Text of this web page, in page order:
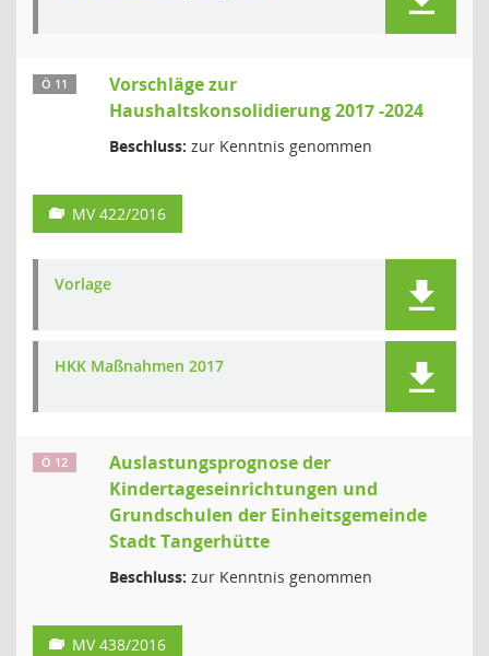
Ö 11
Vorschläge zur
Haushaltskonsolidierung 2017 -2024
Beschluss: zur Kenntnis genommen
MV 422/2016
Vorlage
HKK Maßnahmen 2017
Ö 12
Auslastungsprognose der
Kindertageseinrichtungen und
Grundschulen der Einheitsgemeinde
Stadt Tangerhütte
Beschluss: zur Kenntnis genommen
MV 438/2016